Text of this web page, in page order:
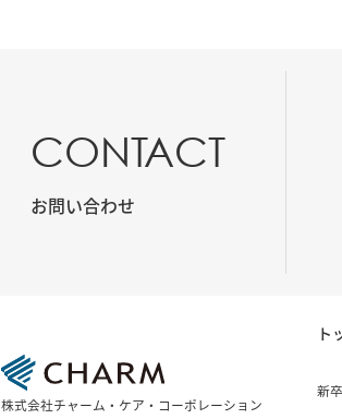
CONTACT
お問い合わせ
ト
新
株式会社チャーム・ケア・コーポレーション